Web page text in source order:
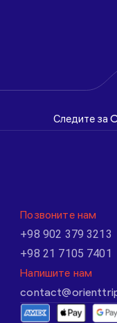
Следите за
Позвоните нам
+98 902 379 3213
+98 21 7105 7401
Напишите нам